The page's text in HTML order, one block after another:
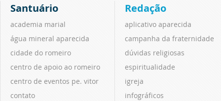
Santuário
academia marial
água mineral aparecida
cidade do romeiro
centro de apoio ao romeiro
centro de eventos pe. vitor
contato
Redação
aplicativo aparecida
campanha da fraternidade
dúvidas religiosas
espiritualidade
igreja
infográficos